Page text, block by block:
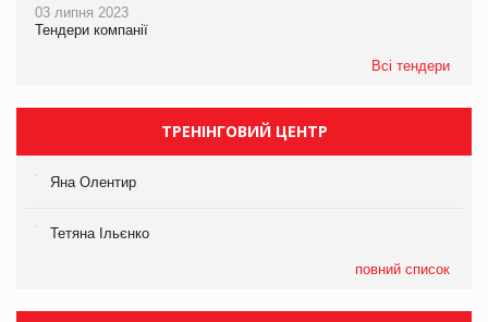
03 липня 2023
Тендери компанії
Всі тендери
ТРЕНІНГОВИЙ ЦЕНТР
Яна Олентир
Тетяна Ільєнко
повний список